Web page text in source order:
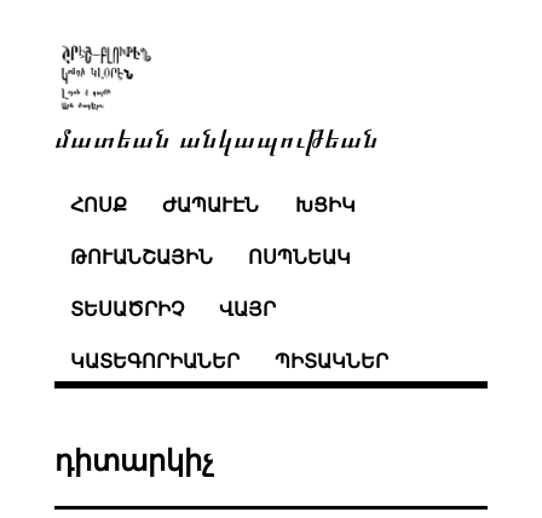
մատեան անկապութեան
ՀՈՍՔ ԺԱՊԱՒԷՆ ԽՑԻԿ
ԹՈՒԱՆՇԱՅԻՆ ՈՍՊՆԵԱԿ
ՏԵՍԱԾՐԻՉ ՎԱՅՐ
ԿԱՏԵԳՈՐԻԱՆԵՐ ՊԻՏԱԿՆԵՐ
դիտարկիչ